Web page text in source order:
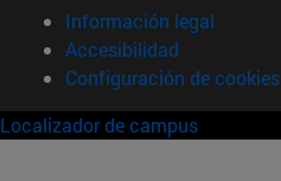
Información legal
Accesibilidad
Configuración de cookies
Localizador de campus